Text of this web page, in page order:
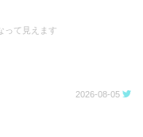
って見えます
2026-08-05